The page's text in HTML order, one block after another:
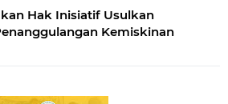
Hak Inisiatif Usulkan
Kemiskinan